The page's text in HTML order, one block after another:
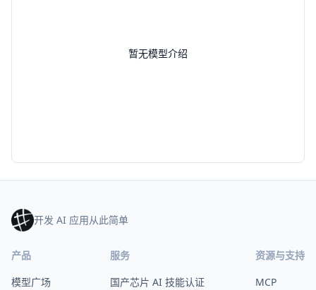
暂无模型介绍
开发 AI 应用从此简单
产品
模型广场
服务
国产芯片 AI 技能认证
资源与支持
MCP